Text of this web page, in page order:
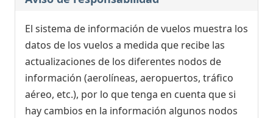
El sistema de información de vuelos muestra los
datos de los vuelos a medida que recibe las
actualizaciones de los diferentes nodos de
información (aerolíneas, aeropuertos, tráfico
aéreo, etc.), por lo que tenga en cuenta que si
hay cambios en la información algunos nodos